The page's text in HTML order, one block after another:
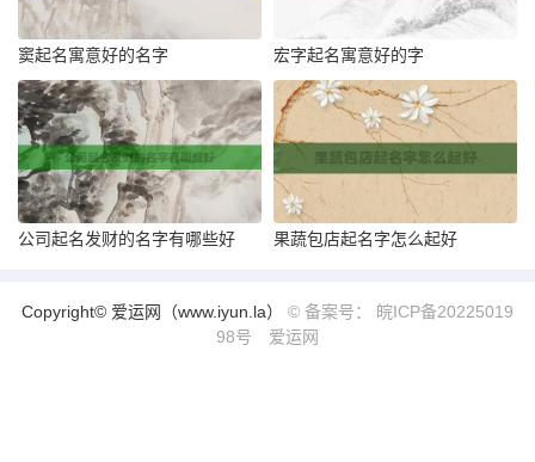
窦起名寓意好的名字 宏字起名寓意好的字
公司起名发财的名字有哪些好 果蔬包店起名字怎么起好
Copyright© 爱运网（www.iyun.la） © 备案号： 皖ICP备20225019
98号
爱运网